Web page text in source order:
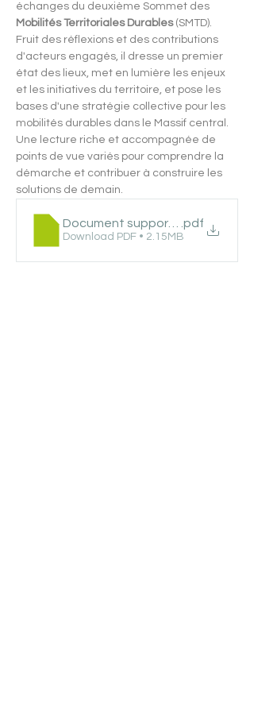
échanges du deuxième Sommet des
Mobilités Territoriales Durables (SMTD).
Fruit des réflexions et des contributions
d'acteurs engagés, il dresse un premier
état des lieux, met en lumière les enjeux
et les initiatives du territoire, et pose les
bases d'une stratégie collective pour les
mobilités durables dans le Massif central.
Une lecture riche et accompagnée de
points de vue variés pour comprendre la
démarche et contribuer à construire les
solutions de demain.
Document support de reflexion
.pdf
Download PDF • 2.15MB